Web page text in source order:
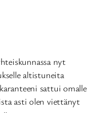
nyt
altistuneita
sattui omalle
asti olen viettänyt